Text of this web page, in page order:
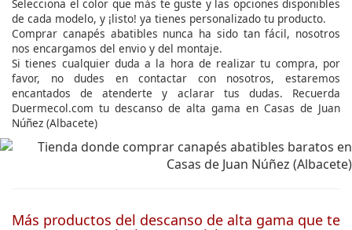
Selecciona el color que más te guste y las opciones disponibles
de cada modelo, y ¡listo! ya tienes personalizado tu producto.
Comprar canapés abatibles nunca ha sido tan fácil, nosotros
nos encargamos del envio y del montaje.
Si tienes cualquier duda a la hora de realizar tu compra, por
favor, no dudes en contactar con nosotros, estaremos
encantados de atenderte y aclarar tus dudas. Recuerda
Duermecol.com tu descanso de alta gama en Casas de Juan
Núñez (Albacete)
Más productos del descanso de alta gama que te